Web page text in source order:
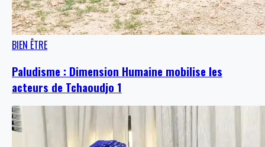
BIEN ÊTRE
Paludisme : Dimension Humaine mobilise les
acteurs de Tchaoudjo 1